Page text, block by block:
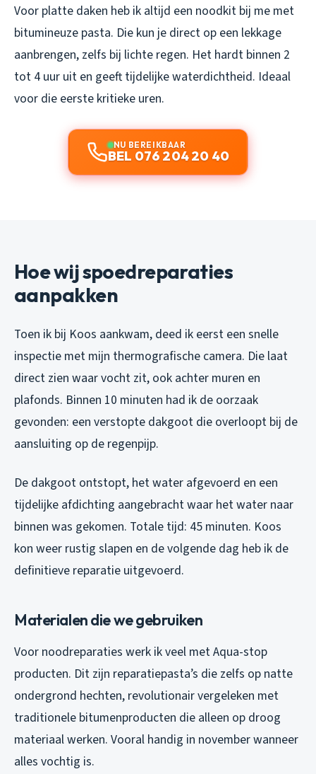
Voor platte daken heb ik altijd een noodkit bij me met
bitumineuze pasta. Die kun je direct op een lekkage
aanbrengen, zelfs bij lichte regen. Het hardt binnen 2
tot 4 uur uit en geeft tijdelijke waterdichtheid. Ideaal
voor die eerste kritieke uren.
NU BEREIKBAAR
BEL 076 204 20 40
Hoe wij spoedreparaties
aanpakken
Toen ik bij Koos aankwam, deed ik eerst een snelle
inspectie met mijn thermografische camera. Die laat
direct zien waar vocht zit, ook achter muren en
plafonds. Binnen 10 minuten had ik de oorzaak
gevonden: een verstopte dakgoot die overloopt bij de
aansluiting op de regenpijp.
De dakgoot ontstopt, het water afgevoerd en een
tijdelijke afdichting aangebracht waar het water naar
binnen was gekomen. Totale tijd: 45 minuten. Koos
kon weer rustig slapen en de volgende dag heb ik de
definitieve reparatie uitgevoerd.
Materialen die we gebruiken
Voor noodreparaties werk ik veel met Aqua-stop
producten. Dit zijn reparatiepasta’s die zelfs op natte
ondergrond hechten, revolutionair vergeleken met
traditionele bitumenproducten die alleen op droog
materiaal werken. Vooral handig in november wanneer
alles vochtig is.